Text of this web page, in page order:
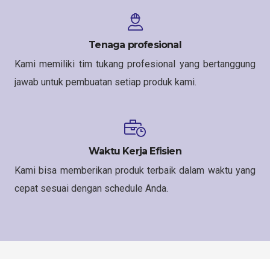
Tenaga profesional
Kami memiliki tim tukang profesional yang bertanggung
jawab untuk pembuatan setiap produk kami.
Waktu Kerja Efisien
Kami bisa memberikan produk terbaik dalam waktu yang
cepat sesuai dengan schedule Anda.